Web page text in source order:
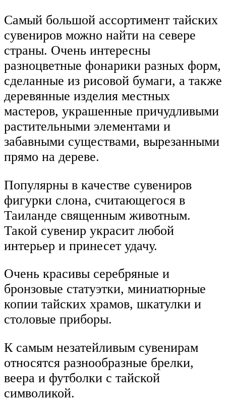
Самый большой ассортимент тайских
сувениров можно найти на севере
страны. Очень интересны
разноцветные фонарики разных форм,
сделанные из рисовой бумаги, а также
деревянные изделия местных
мастеров, украшенные причудливыми
растительными элементами и
забавными существами, вырезанными
прямо на дереве.
Популярны в качестве сувениров
фигурки слона, считающегося в
Таиланде священным животным.
Такой сувенир украсит любой
интерьер и принесет удачу.
Очень красивы серебряные и
бронзовые статуэтки, миниатюрные
копии тайских храмов, шкатулки и
столовые приборы.
К самым незатейливым сувенирам
относятся разнообразные брелки,
веера и футболки с тайской
символикой.